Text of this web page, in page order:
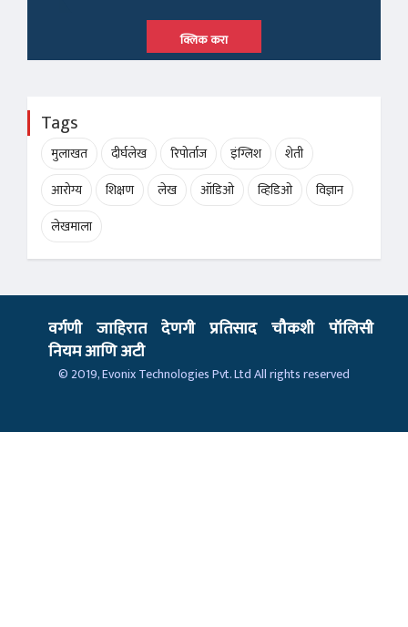
क्लिक करा
Tags
मुलाखत दीर्घलेख रिपोर्ताज इंग्लिश
शेती
आरोग्य
शिक्षण लेख ऑडिओ व्हिडिओ
विज्ञान
लेखमाला
वर्गणी जाहिरात देणगी प्रतिसाद चौकशी पॉलिसी
नियम आणि अटी
© 2019,Evonix Technologies Pvt. LtdAll rights reserved